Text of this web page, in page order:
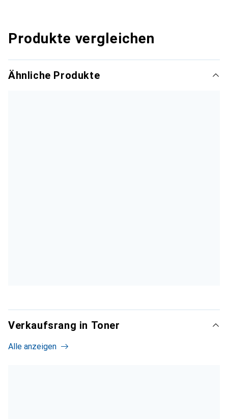
Produkte vergleichen
Ähnliche Produkte
Verkaufsrang in Toner
Alle anzeigen